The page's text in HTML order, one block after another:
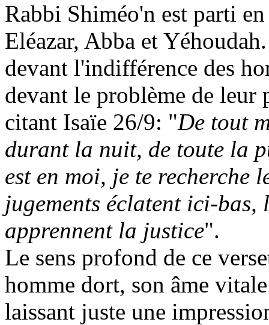
Rabbi Shiméo'n est parti
Eléazar, Abba et Yéhoudah
devant l'indifférence des
devant le problème de
citant Isaïe 26/9: "De tout
durant la nuit, de toute la
est en moi, je te recherche
jugements éclatent ici-bas,
apprennent la justice".
Le sens profond de ce
homme dort, son âme
laissant juste une